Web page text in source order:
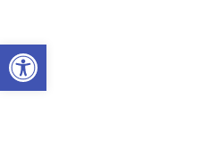
Abrir a barra de